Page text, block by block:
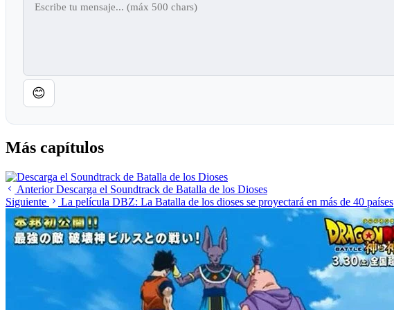
😊
Más capítulos
AnteriorDescarga el Soundtrack de Batalla de los Dioses
Siguiente
La película DBZ: La Batalla de los dioses se proyectará en más de 40 países